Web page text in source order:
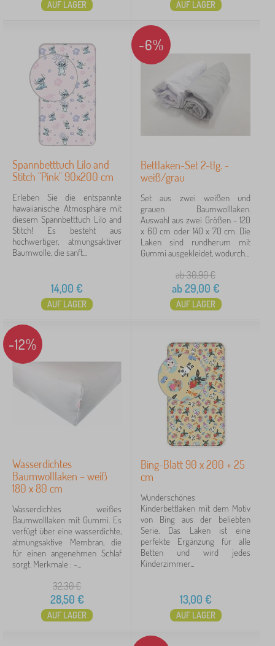
AUF LAGER AUF LAGER
Spannbetttuch Lilo and
Stitch "Pink" 90x200 cm
Erleben Sie die entspannte
hawaiianische Atmosphäre mit
diesem Spannbetttuch Lilo and
Stitch! Es besteht aus
hochwertiger, atmungsaktiver
Baumwolle, die sanft...
14,00 €
AUF LAGER
-6%
Bettlaken-Set 2-tlg. -
weiß/grau
Set aus zwei weißen und
grauen Baumwolllaken.
Auswahl aus zwei Größen - 120
x 60 cm oder 140 x 70 cm. Die
Laken sind rundherum mit
Gummi ausgekleidet, wodurch...
ab 30,90€
ab29,00 €
AUF LAGER
-12%
Wasserdichtes
Baumwolllaken – weiß
180 x 80 cm
Wasserdichtes weißes
Baumwolllaken mit Gummi. Es
verfügt über eine wasserdichte,
atmungsaktive Membran, die
für einen angenehmen Schlaf
sorgt. Merkmale : -...
32,30€
28,50 €
AUF LAGER
Bing-Blatt 90 x 200 + 25
cm
Wunderschönes
Kinderbettlaken mit dem Motiv
von Bing aus der beliebten
Serie. Das Laken ist eine
perfekte Ergänzung für alle
Betten und wird jedes
Kinderzimmer...
13,00 €
AUF LAGER